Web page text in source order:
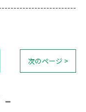
次のページ >